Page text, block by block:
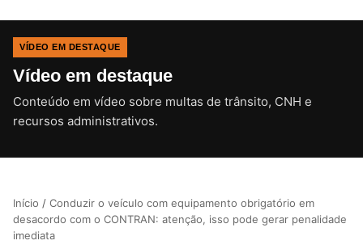
VÍDEO EM DESTAQUE
Vídeo em destaque
Conteúdo em vídeo sobre multas de trânsito, CNH e
recursos administrativos.CLIQUE PARA ATIVAR O SOM
Início / Conduzir o veículo com equipamento obrigatório em
desacordo com o CONTRAN: atenção, isso pode gerar penalidade
imediata